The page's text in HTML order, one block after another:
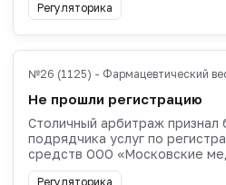
Регуляторика
№26 (1125) - Фармацевтический
Не прошли регистрацию
Столичный арбитраж
подрядчика услуг по
средств ООО «Московские
Регуляторика